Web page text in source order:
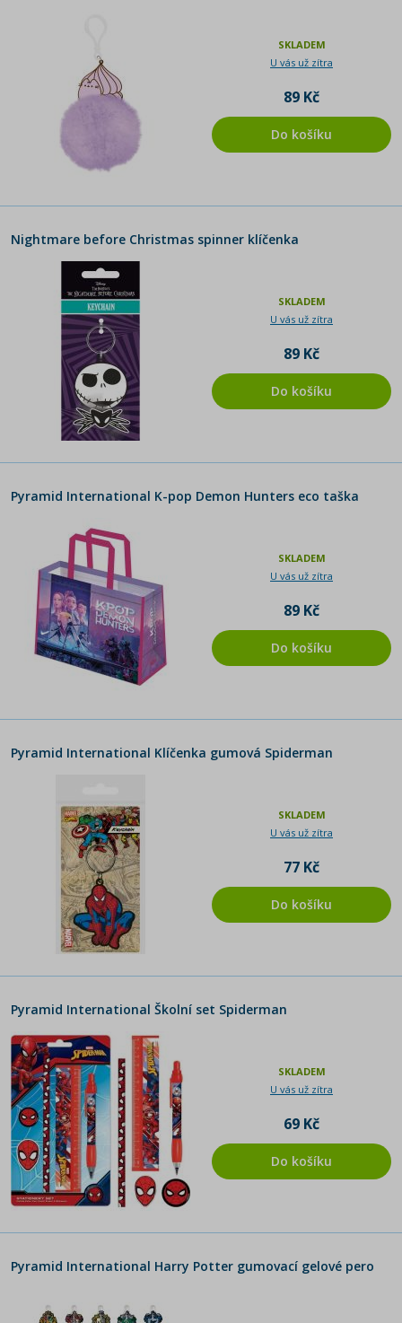
SKLADEM
U vás už zítra
89 Kč
Do košíku
Nightmare before Christmas spinner klíčenka
SKLADEM
U vás už zítra
89 Kč
Do košíku
Pyramid International K-pop Demon Hunters eco taška
SKLADEM
U vás už zítra
89 Kč
Do košíku
Pyramid International Klíčenka gumová Spiderman
SKLADEM
U vás už zítra
77 Kč
Do košíku
Pyramid International Školní set Spiderman
SKLADEM
U vás už zítra
69 Kč
Do košíku
Pyramid International Harry Potter gumovací gelové pero